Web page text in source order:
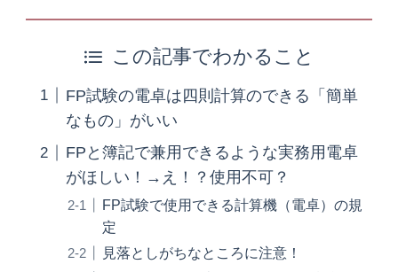
この記事でわかること
FP試験の電卓は四則計算のできる「簡単
なもの」がいい
FPと簿記で兼用できるような実務用電卓
がほしい！→え！？使用不可？
FP試験で使用できる計算機（電卓）の規
定
見落としがちなところに注意！